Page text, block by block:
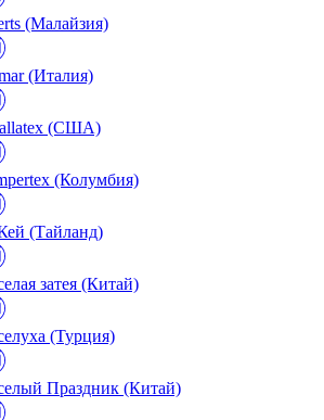
(Малайзия)
(Италия)
(США)
(Колумбия)
(Тайланд)
затея (Китай)
(Турция)
Праздник (Китай)